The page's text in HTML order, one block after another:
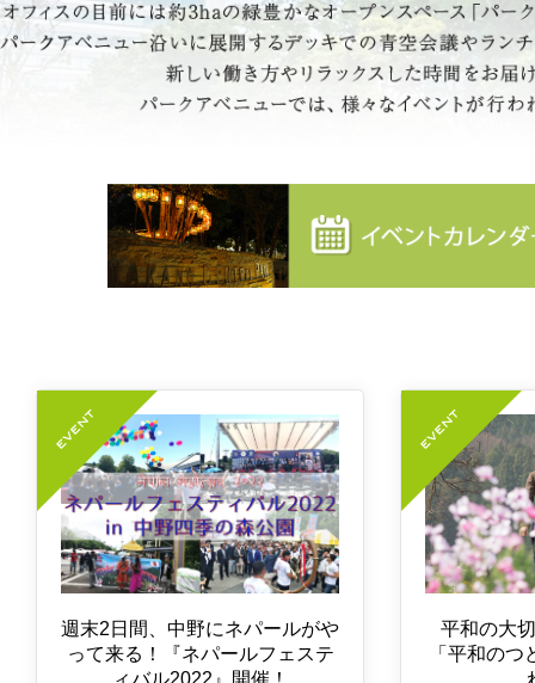
週末2日間、中野にネパールがや
って来る！『ネパールフェステ
平和の大
「平和の